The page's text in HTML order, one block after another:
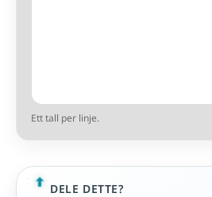
Ett tall per linje.
DELE DETTE?